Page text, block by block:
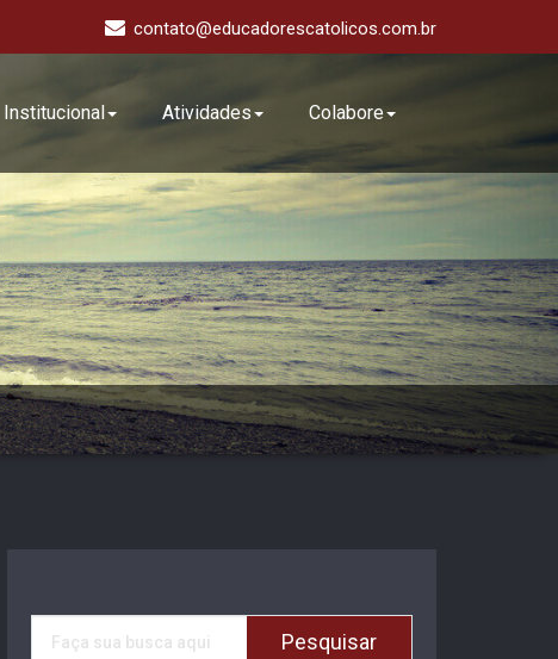
contato@educadorescatolicos.com.br
Institucional Atividades Colabore